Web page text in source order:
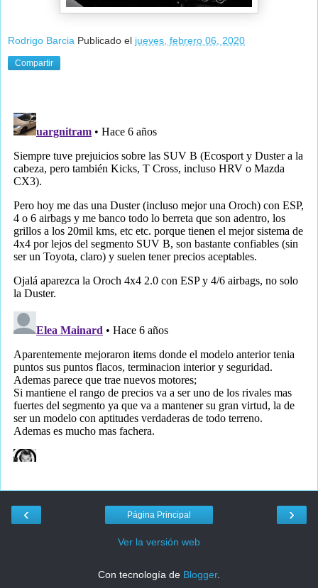
Rodrigo Barcia Publicado el jueves, febrero 06, 2020
Compartir
‹ ›
Página Principal
Ver la versión web
Con tecnología de Blogger.